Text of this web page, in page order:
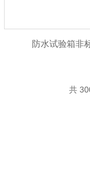
防水试验箱非
共